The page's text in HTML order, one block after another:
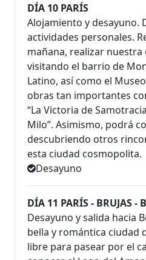
DÍA 10 PARÍS
Alojamiento y desayuno.
actividades personales.
mañana, realizar
visitando el barrio de
Latino, así como el
obras tan importantes
“La Victoria de
Milo”. Asimismo, podrá
descubriendo otros
esta ciudad cosmopolita.
Desayuno
DÍA 11 PARÍS - BRUJAS -
Desayuno y salida hacia
bella y romántica ciudad
libre para pasear por el